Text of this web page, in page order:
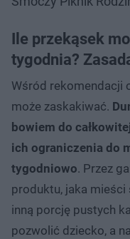
Ile przekąsek
tygodnia?
Wśród rekomendacji
może zaskakiwać.
bowiem do
ich ograniczenia do
tygodniowo. Przez
produktu, jaka mieści
inną porcję pustych
pozwolić dziecko, a